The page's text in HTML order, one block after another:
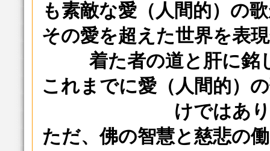
も素敵な愛（人間的）の
その愛を超えた世界を表
着た者の道と肝に銘
これまでに愛（人間的）
けではあ
ただ、佛の智慧と慈悲の